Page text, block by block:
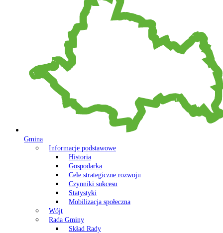
Gmina
Informacje podstawowe
Historia
Gospodarka
Cele strategiczne rozwoju
Czynniki sukcesu
Statystyki
Mobilizacja społeczna
Wójt
Rada Gminy
Skład Rady